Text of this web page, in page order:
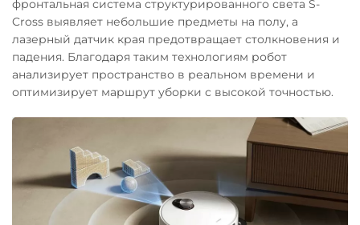
фронтальная система структурированного света S-
Cross выявляет небольшие предметы на полу, а
лазерный датчик края предотвращает столкновения и
падения. Благодаря таким технологиям робот
анализирует пространство в реальном времени и
оптимизирует маршрут уборки с высокой точностью.